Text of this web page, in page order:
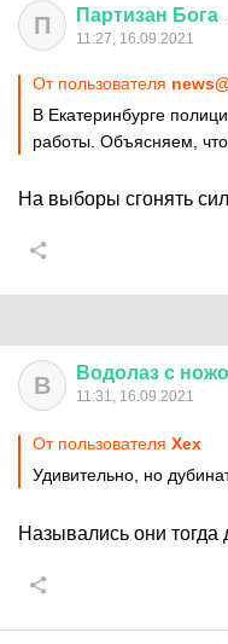
П Партизан Бога
11:27, 16.09.2021
От пользователя
В Екатеринбурге
работы. Объясняем,
На выборы сгонять
В Водолаз с
11:31, 16.09.2021
От пользователя Хех
Удивительно, но
Назывались они тогда